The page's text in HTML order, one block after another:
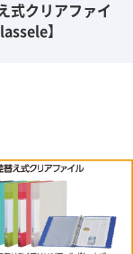
式クリアファイ
】